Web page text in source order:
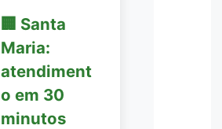
🏢 Santa
Maria:
atendiment
o em 30
minutos